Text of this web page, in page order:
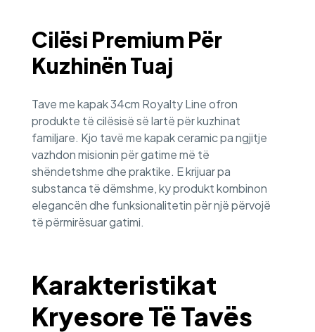
Cilësi Premium Për
Kuzhinën Tuaj
Tave me kapak 34cm Royalty Line ofron
produkte të cilësisë së lartë për kuzhinat
familjare. Kjo tavë me kapak ceramic pa ngjitje
vazhdon misionin për gatime më të
shëndetshme dhe praktike. E krijuar pa
substanca të dëmshme, ky produkt kombinon
elegancën dhe funksionalitetin për një përvojë
të përmirësuar gatimi.
Karakteristikat
Kryesore Të Tavës